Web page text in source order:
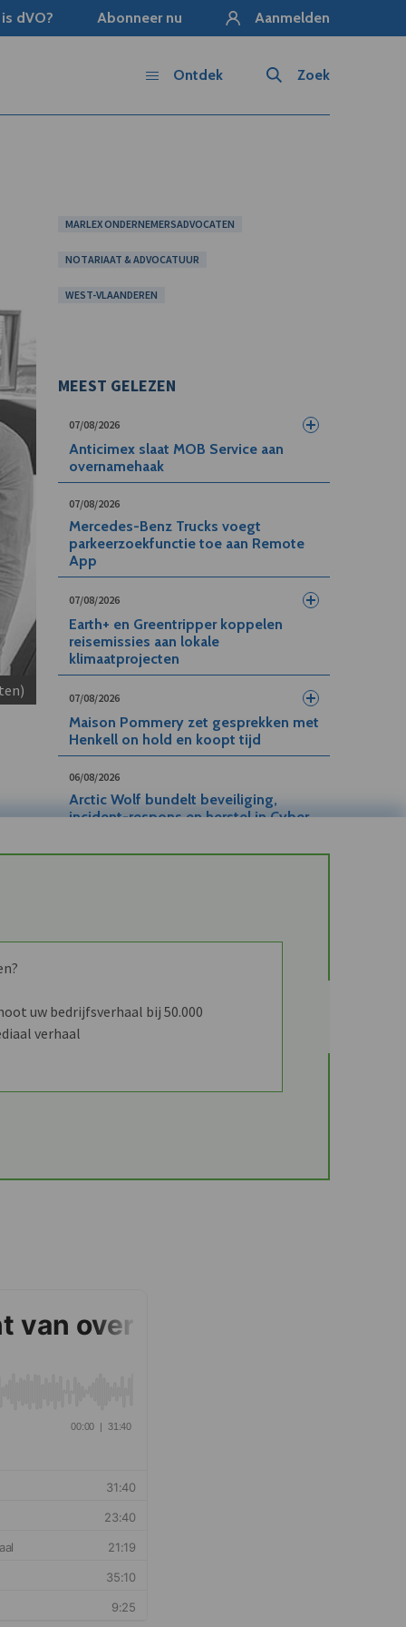
dVO? Abonneer nu Aanmelden
Zoek
Ontdek
MARLEX ONDERNEMERSADVOCATEN
NOTARIAAT & ADVOCATUUR
WEST-VLAANDEREN
MEEST GELEZEN
07/08/2026
Anticimex slaat MOB Service aan
overnamehaak
07/08/2026
Mercedes-Benz Trucks voegt
parkeerzoekfunctie toe aan Remote
App
07/08/2026
Earth+ en Greentripper koppelen
reisemissies aan lokale
klimaatprojecten
07/08/2026
Maison Pommery zet gesprekken met
Henkell on hold en koopt tijd
06/08/2026
Arctic Wolf bundelt beveiliging,
incident-respons en herstel in Cyber
uw bedrijfsverhaal bij 50.000
verhaal